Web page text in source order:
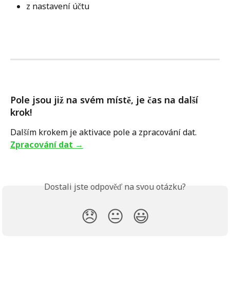
z nastavení účtu
Pole jsou již na svém místě, je čas na další
krok!
Dalším krokem je aktivace pole a zpracování dat.
Zpracování dat →
Dostali jste odpověď na svou otázku?
😞 😐 😃